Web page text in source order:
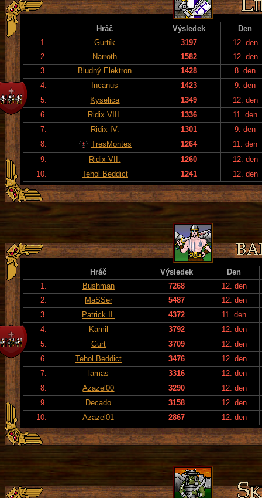
Hráč Výsledek
Den
1.
Gurtík 3197
12. den
2.
Narroth 1582
12. den
3.
Bludný Elektron 1428
8. den
4.
Incanus 1423
9. den
5.
Kyselica 1349
12. den
6.
Ridix VIII. 1336
11. den
7.
Ridix IV. 1301
9. den
8.
TresMontes 1264
11. den
9.
Ridix VII. 1260
12. den
10.
Tehol Beddict 1241 12. den
Hráč Výsledek
Den
1.
Bushman 7268
12. den
2.
MaSSer 5487
12. den
3.
Patrick II. 4372
11. den
4.
Kamil 3792
12. den
5.
Gurt 3709
12. den
6.
Tehol Beddict 3476
12. den
7.
lamas 3316
12. den
8.
Azazel00 3290
12. den
9.
Decado 3158
12. den
10.
Azazel01 2867 12. den